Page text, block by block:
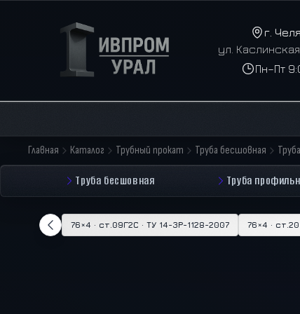
г.
ул.
Пн–Пт
Главная Каталог Трубный прокат Труба бесшовная
Труба бесшовная Труба
76×4 · ст.09Г2С · ТУ 14-3Р-1128-2007 76×4 ·